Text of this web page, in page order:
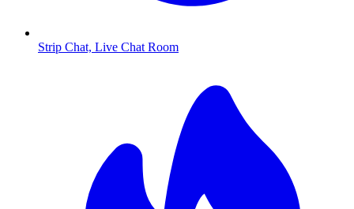
Strip Chat, Live Chat Room